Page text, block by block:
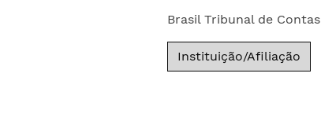
Brasil Tribunal de
Instituição/Afiliação